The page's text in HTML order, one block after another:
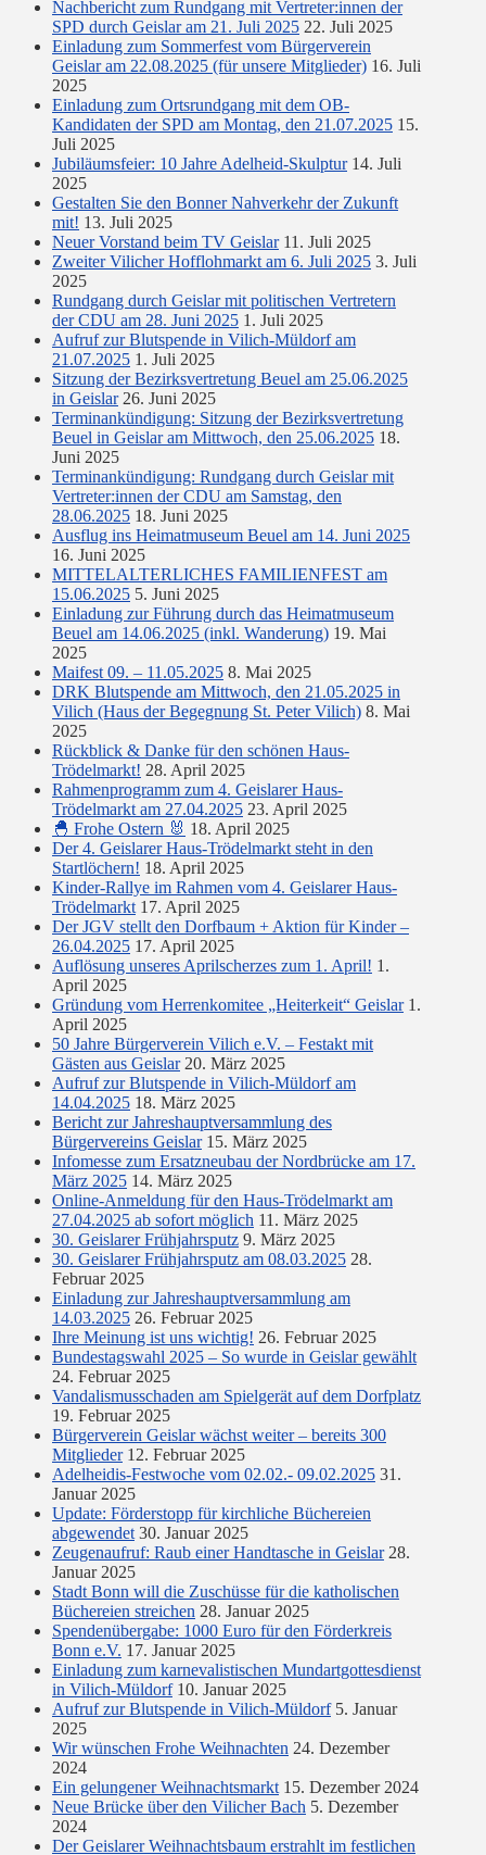
Nachbericht zum Rundgang mit Vertreter:innen der
SPD durch Geislar am 21. Juli 2025 22. Juli 2025
Einladung zum Sommerfest vom Bürgerverein
Geislar am 22.08.2025 (für unsere Mitglieder) 16. Juli
2025
Einladung zum Ortsrundgang mit dem OB-
Kandidaten der SPD am Montag, den 21.07.2025 15.
Juli 2025
Jubiläumsfeier: 10 Jahre Adelheid-Skulptur 14. Juli
2025
Gestalten Sie den Bonner Nahverkehr der Zukunft
mit! 13. Juli 2025
Neuer Vorstand beim TV Geislar 11. Juli 2025
Zweiter Vilicher Hofflohmarkt am 6. Juli 2025 3. Juli
2025
Rundgang durch Geislar mit politischen Vertretern
der CDU am 28. Juni 2025 1. Juli 2025
Aufruf zur Blutspende in Vilich-Müldorf am
21.07.2025 1. Juli 2025
Sitzung der Bezirksvertretung Beuel am 25.06.2025
in Geislar 26. Juni 2025
Terminankündigung: Sitzung der Bezirksvertretung
Beuel in Geislar am Mittwoch, den 25.06.2025 18.
Juni 2025
Terminankündigung: Rundgang durch Geislar mit
Vertreter:innen der CDU am Samstag, den
28.06.2025 18. Juni 2025
Ausflug ins Heimatmuseum Beuel am 14. Juni 2025
16. Juni 2025
MITTELALTERLICHES FAMILIENFEST am
15.06.2025 5. Juni 2025
Einladung zur Führung durch das Heimatmuseum
Beuel am 14.06.2025 (inkl. Wanderung) 19. Mai
2025
Maifest 09. – 11.05.2025 8. Mai 2025
DRK Blutspende am Mittwoch, den 21.05.2025 in
Vilich (Haus der Begegnung St. Peter Vilich) 8. Mai
2025
Rückblick & Danke für den schönen Haus-
Trödelmarkt! 28. April 2025
Rahmenprogramm zum 4. Geislarer Haus-
Trödelmarkt am 27.04.2025 23. April 2025
🐣 Frohe Ostern 🐰 18. April 2025
Der 4. Geislarer Haus-Trödelmarkt steht in den
Startlöchern! 18. April 2025
Kinder-Rallye im Rahmen vom 4. Geislarer Haus-
Trödelmarkt 17. April 2025
Der JGV stellt den Dorfbaum + Aktion für Kinder –
26.04.2025 17. April 2025
Auflösung unseres Aprilscherzes zum 1. April! 1.
April 2025
Gründung vom Herrenkomitee „Heiterkeit“ Geislar 1.
April 2025
50 Jahre Bürgerverein Vilich e.V. – Festakt mit
Gästen aus Geislar 20. März 2025
Aufruf zur Blutspende in Vilich-Müldorf am
14.04.2025 18. März 2025
Bericht zur Jahreshauptversammlung des
Bürgervereins Geislar 15. März 2025
Infomesse zum Ersatzneubau der Nordbrücke am 17.
März 2025 14. März 2025
Online-Anmeldung für den Haus-Trödelmarkt am
27.04.2025 ab sofort möglich 11. März 2025
30. Geislarer Frühjahrsputz 9. März 2025
30. Geislarer Frühjahrsputz am 08.03.2025 28.
Februar 2025
Einladung zur Jahreshauptversammlung am
14.03.2025 26. Februar 2025
Ihre Meinung ist uns wichtig! 26. Februar 2025
Bundestagswahl 2025 – So wurde in Geislar gewählt
24. Februar 2025
Vandalismusschaden am Spielgerät auf dem Dorfplatz
19. Februar 2025
Bürgerverein Geislar wächst weiter – bereits 300
Mitglieder 12. Februar 2025
Adelheidis-Festwoche vom 02.02.- 09.02.2025 31.
Januar 2025
Update: Förderstopp für kirchliche Büchereien
abgewendet 30. Januar 2025
Zeugenaufruf: Raub einer Handtasche in Geislar 28.
Januar 2025
Stadt Bonn will die Zuschüsse für die katholischen
Büchereien streichen 28. Januar 2025
Spendenübergabe: 1000 Euro für den Förderkreis
Bonn e.V. 17. Januar 2025
Einladung zum karnevalistischen Mundartgottesdienst
in Vilich-Müldorf 10. Januar 2025
Aufruf zur Blutspende in Vilich-Müldorf 5. Januar
2025
Wir wünschen Frohe Weihnachten 24. Dezember
2024
Ein gelungener Weihnachtsmarkt 15. Dezember 2024
Neue Brücke über den Vilicher Bach 5. Dezember
2024
Der Geislarer Weihnachtsbaum erstrahlt im festlichen